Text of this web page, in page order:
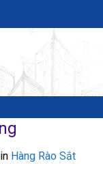
in Hàng Rào Sắt